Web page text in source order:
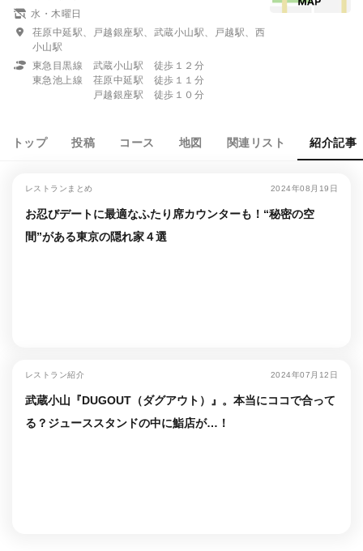
水・木曜日
荏原中延駅、戸越銀座駅、武蔵小山駅、戸越駅、西
小山駅
東急目黒線 武蔵小山駅 徒歩１２分
東急池上線 荏原中延駅 徒歩１１分
戸越銀座駅 徒歩１０分
トップ 投稿 コース 地図 関連リスト 紹介記事
レストランまとめ 2024年08月19日
お忍びデートに最適なふたり席カウンターも！“秘密の空
間”がある東京の隠れ家４選
レストラン紹介 2024年07月12日
武蔵小山『DUGOUT（ダグアウト）』。本当にココで合って
る？ジューススタンドの中に鮨店が…！